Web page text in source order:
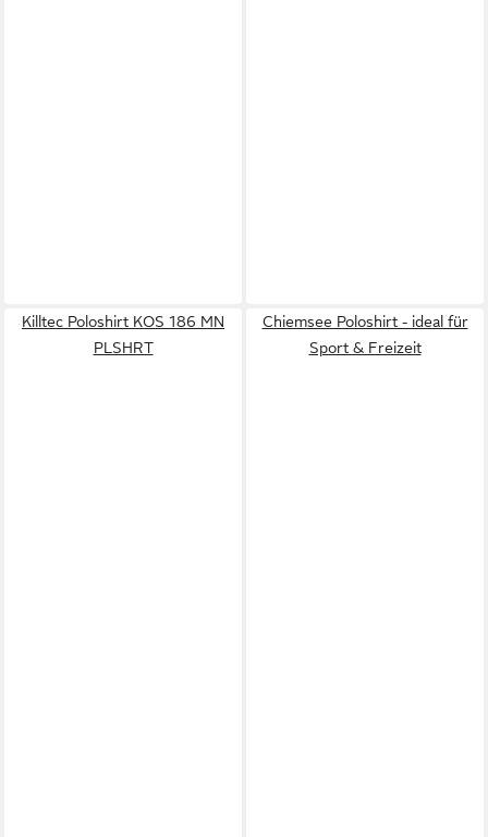
Killtec Poloshirt KOS 186 MN
PLSHRT
Chiemsee Poloshirt - ideal für
Sport & Freizeit